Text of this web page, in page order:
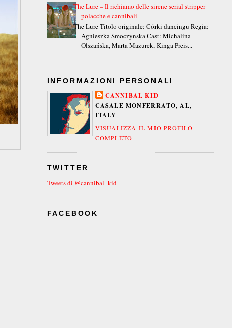
The Lure – Il richiamo delle sirene serial stripper
polacche e cannibali
The Lure Titolo originale: Córki dancingu Regia:
Agnieszka Smoczynska Cast: Michalina
Olszańska, Marta Mazurek, Kinga Preis...
INFORMAZIONI PERSONALI
CANNIBAL KID
CASALE MONFERRATO, AL,
ITALY
VISUALIZZA IL MIO PROFILO
COMPLETO
TWITTER
Tweets di @cannibal_kid
FACEBOOK